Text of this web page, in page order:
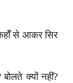
से आकर सिर
क्यों नहीं?